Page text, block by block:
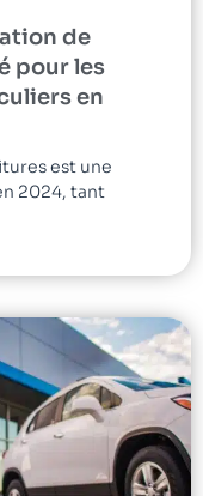
de
pour les
en
est une
2024, tant